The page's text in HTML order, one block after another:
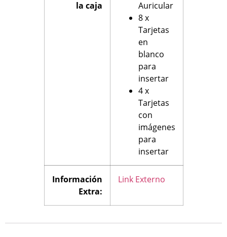
la caja
Auricular
8 x
Tarjetas
en
blanco
para
insertar
4 x
Tarjetas
con
imágenes
para
insertar
Información
Extra:
Link Externo